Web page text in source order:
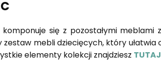
komponuje się z pozostałymi
mebli dziecięcych, który
elementy kolekcji znajdziesz TUTAJ